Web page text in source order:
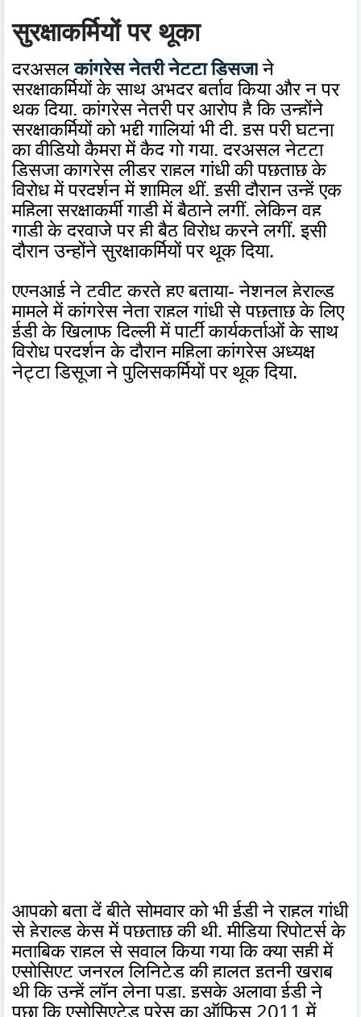
सुरक्षाकर्मियों पर थूका
दरअसलकांग्रेस नेत्री नेट्टा डिसूजाने
सुरक्षाकर्मियों के साथ अभद्र बर्ताव किया और न पर
थूक दिया. कांग्रेस नेत्री पर आरोप है कि उन्होंने
सुरक्षाकर्मियों को भद्दी गालियां भी दी. इस पूरी घटना
का वीडियो कैमरा में कैद गो गया. दरअसल नेट्टा
डिसूजा काग्रेस लीडर राहुल गांधी की पूछताछ के
विरोध में प्रदर्शन में शामिल थीं. इसी दौरान उन्हें एक
महिला सुरक्षाकर्मी गाड़ी में बैठाने लगीं. लेकिन वह
गाड़ी के दरवाजे पर ही बैठ विरोध करने लगीं. इसी
दौरान उन्होंने सुरक्षाकर्मियों पर थूक दिया.
एएनआई ने ट्वीट करते हुए बताया- नेशनल हेराल्ड
मामले में कांग्रेस नेता राहुल गांधी से पूछताछ के लिए
ईडी के खिलाफ दिल्ली में पार्टी कार्यकर्ताओं के साथ
विरोध प्रदर्शन के दौरान महिला कांग्रेस अध्यक्ष
नेट्टा डिसूजा ने पुलिसकर्मियों पर थूक दिया.
आपको बता दें बीते सोमवार को भी ईडी ने राहुल गांधी
से हेराल्ड केस में पूछताछ की थी. मीडिया रिपोर्ट्स के
मुताबिक राहुल से सवाल किया गया कि क्या सही में
एसोसिएट जनरल लिनिटेड की हालत इतनी खराब
थी कि उन्हें लॉन लेना पड़ा. इसके अलावा ईडी ने
पूछा कि एसोसिएटेड प्रेस का ऑफिस 2011 में